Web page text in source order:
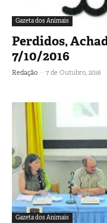
Gazeta dos Animais
Perdidos,
7/10/2016
Redação - 7 de Outubro, 2016
Gazeta dos Animais